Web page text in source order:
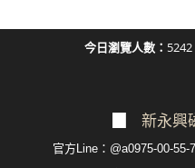
今日瀏覽人數： 5242
新永興
官方Line：@a0975-00-